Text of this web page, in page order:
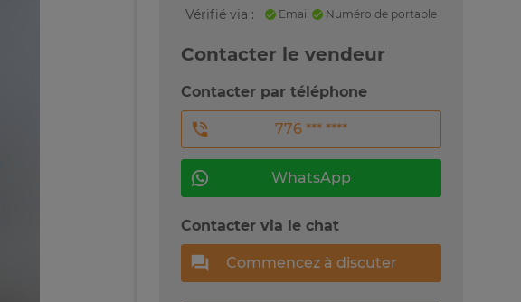
Vérifié via : Email Numéro de portable
Contacter le vendeur
Contacter par téléphone
776 *** ****
WhatsApp
Contacter via le chat
Commencez à discuter